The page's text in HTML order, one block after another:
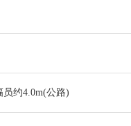
约4.0m(公路)